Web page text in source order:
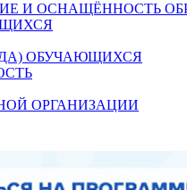
И ОСНАЩЁННОСТЬ
ОБУЧАЮЩИХСЯ
ОРГАНИЗАЦИИ